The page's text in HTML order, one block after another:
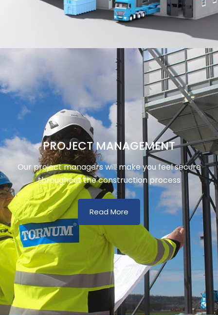
PROJECT MANAGEMENT
Our project managers will make you feel secure
throughout the construction process
Read More